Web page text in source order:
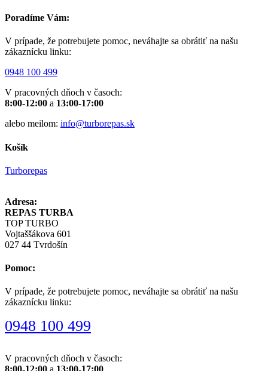
Poradíme Vám:
V prípade, že potrebujete pomoc, neváhajte sa obrátiť na našu
zákaznícku linku:
0948 100 499
V pracovných dňoch v časoch:
8:00-12:00 a 13:00-17:00
alebo meilom: info@turborepas.sk
Košík
Turborepas
Adresa:
REPAS TURBA
TOP TURBO
Vojtaššákova 601
027 44 Tvrdošín
Pomoc:
V prípade, že potrebujete pomoc, neváhajte sa obrátiť na našu
zákaznícku linku:
0948 100 499
V pracovných dňoch v časoch: